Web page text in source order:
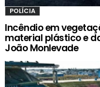
POLÍCIA
Incêndio em
material plástico e
João Monlevade